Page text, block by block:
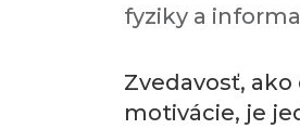
fyziky a
Zvedavosť, ako
motivácie, je